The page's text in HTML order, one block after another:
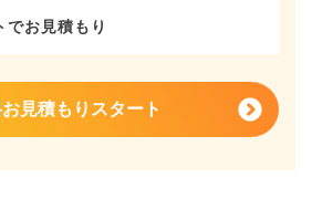
でお見積もり
見積もりスタート